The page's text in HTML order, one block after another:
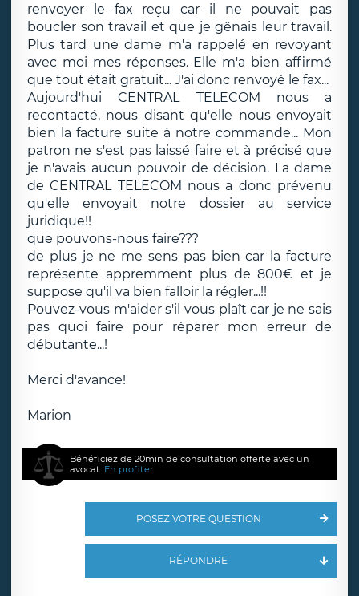
renvoyer le fax reçu car il ne pouvait pas
boucler son travail et que je gênais leur travail.
Plus tard une dame m'a rappelé en revoyant
avec moi mes réponses. Elle m'a bien affirmé
que tout était gratuit... J'ai donc renvoyé le fax...
Aujourd'hui CENTRAL TELECOM nous a
recontacté, nous disant qu'elle nous envoyait
bien la facture suite à notre commande... Mon
patron ne s'est pas laissé faire et à précisé que
je n'avais aucun pouvoir de décision. La dame
de CENTRAL TELECOM nous a donc prévenu
qu'elle envoyait notre dossier au service
juridique!!
que pouvons-nous faire???
de plus je ne me sens pas bien car la facture
représente appremment plus de 800€ et je
suppose qu'il va bien falloir la régler...!!
Pouvez-vous m'aider s'il vous plaît car je ne sais
pas quoi faire pour réparer mon erreur de
débutante...!
Merci d'avance!
Marion
Bénéficiez de 20min de consultation offerte avec un
avocat. En profiter
POSEZ VOTRE QUESTION
RÉPONDRE